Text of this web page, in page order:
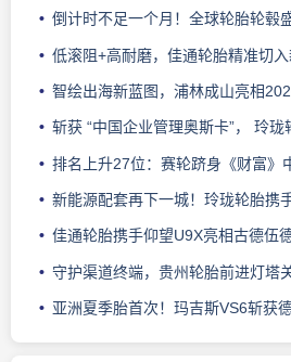
倒计时不足一个月！全球轮胎轮毂
低滚阻+高耐磨，佳通轮胎精准切
智绘出海新蓝图，浦林成山亮相
斩获 “中国企业管理奥斯卡”， 玲
排名上升27位：赛轮跻身《财富》中
新能源配套再下一城！玲珑轮胎携
佳通轮胎携手仰望U9X亮相古德伍德，
守护渠道终端，贵州轮胎前进灯塔关爱
亚洲夏季胎首次！玛吉斯VS6斩获